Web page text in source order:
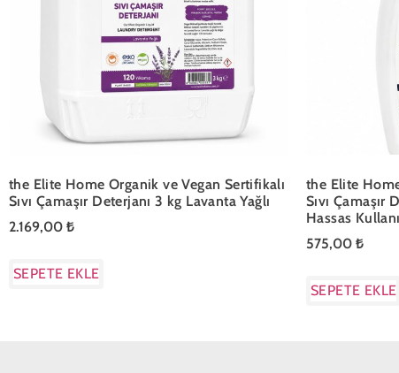
the Elite Home Organik ve Vegan Sertifikalı
Sıvı Çamaşır Deterjanı 3 kg Lavanta Yağlı
2.169,00 ₺
SEPETE EKLE
the Elite
Sıvı
Hassas
575,00 ₺
SEPETE EKLE